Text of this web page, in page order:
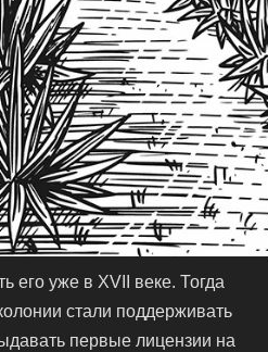
его уже в XVII веке. Тогда
стали поддерживать
первые лицензии на